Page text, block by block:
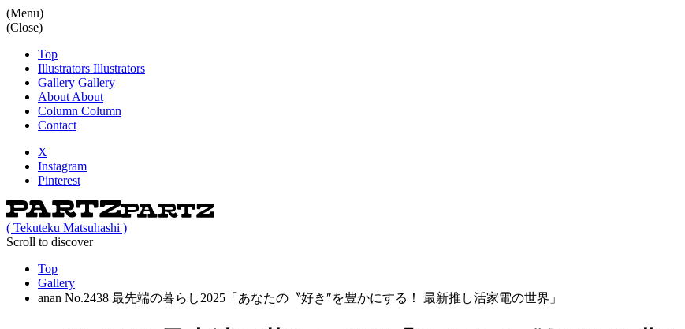
(Menu)
(Close)
Top
Illustrators Illustrators
Gallery Gallery
About About
Column Column
Contact
X
Instagram
Pinterest
( Tekuteku Matsuhashi )
Scroll to discover
Top
Gallery
anan No.2438 最先端の暮らし2025「あなたの〝好き″を豊かにする！ 最新推し活家電の世界」